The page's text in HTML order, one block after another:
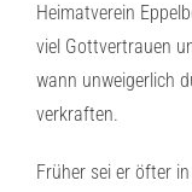
Heimatverein
viel Gottvertrauen
wann unweigerlich
verkraften.
Früher sei er öfter